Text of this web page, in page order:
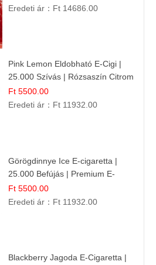
Eredeti ár： Ft 14686.00
Pink Lemon Eldobható E-Cigi |
25.000 Szívás | Rózsaszín Citrom
Íz
Ft 5500.00
Eredeti ár： Ft 11932.00
Görögdinnye Ice E-cigaretta |
25.000 Befújás | Premium E-
Liquid
Ft 5500.00
Eredeti ár： Ft 11932.00
Blackberry Jagoda E-Cigaretta |